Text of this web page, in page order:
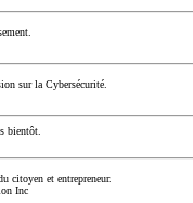
sur la Cybersécurité.
bientôt.
citoyen et entrepreneur.
Inc